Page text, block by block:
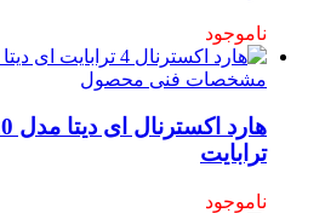
ناموجود
مشخصات فنی محصول
ترابایت
ناموجود